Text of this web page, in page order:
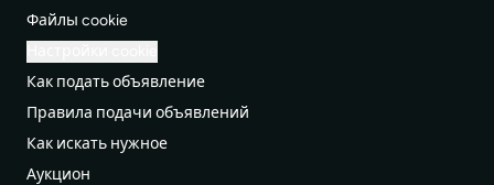
Файлы cookie
Как подать объявление
Правила подачи объявлений
Как искать нужное
Аукцион